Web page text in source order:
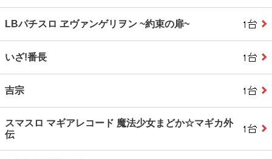
LBパチスロ ヱヴァンゲリヲン ~約束の扉~
いざ!番長
吉宗
スマスロ マギアレコード 魔法少女まどか☆マギカ外
伝